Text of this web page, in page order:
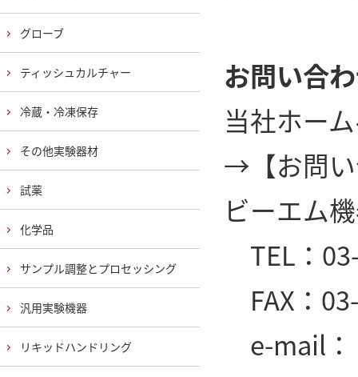
お問い合
当社ホー
→ 【お問
ビーエム
TEL：
FAX：
e-mail：
グローブ
ティッシュカルチャー
冷蔵・冷凍保存
その他実験器材
試薬
化学品
サンプル調整とプロセッシング
汎用実験機器
リキッドハンドリング